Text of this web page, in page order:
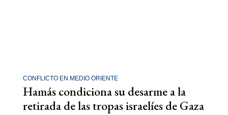
CONFLICTO EN MEDIO ORIENTE
Hamás condiciona su desarme a la
retirada de las tropas israelíes de Gaza